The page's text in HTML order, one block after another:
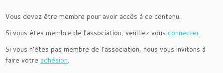
Vous devez être membre pour avoir accès à ce contenu.
Si vous êtes membre de l’association, veuillez vous connecter.
Si vous n’êtes pas membre de l’association, nous vous invitons à
faire votre adhésion.